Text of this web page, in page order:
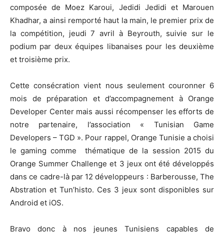
composée de Moez Karoui, Jedidi Jedidi et Marouen
Khadhar, a ainsi remporté haut la main, le premier prix de
la compétition, jeudi 7 avril à Beyrouth, suivie sur le
podium par deux équipes libanaises pour les deuxième
et troisième prix.
Cette consécration vient nous seulement couronner 6
mois de préparation et d’accompagnement à Orange
Developer Center mais aussi récompenser les efforts de
notre partenaire, l’association « Tunisian Game
Developers – TGD ». Pour rappel, Orange Tunisie a choisi
le gaming comme thématique de la session 2015 du
Orange Summer Challenge et 3 jeux ont été développés
dans ce cadre-là par 12 développeurs : Barberousse, The
Abstration et Tun’histo. Ces 3 jeux sont disponibles sur
Android et iOS.
Bravo donc à nos jeunes Tunisiens capables de